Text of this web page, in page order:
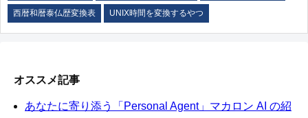
西暦和暦泰仏歴変換表 UNIX時間を変換するやつ
オススメ記事
あなたに寄り添う「Personal Agent」マカロン AI の紹